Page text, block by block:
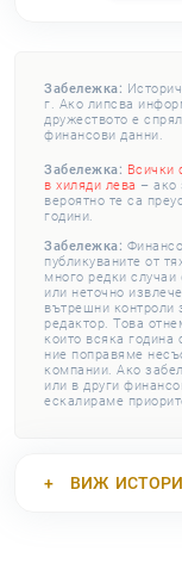
Забележка:
г. Ако липсва
дружеството е
финансови данни.
Забележка: Всички
в хиляди лева – ако
вероятно те са
години.
Забележка:
публикуваните от
много редки
или неточно
вътрешни контроли
редактор. Това
които всяка година
ние поправяме
компании. Ако
или в други
ескалираме
ВИЖ